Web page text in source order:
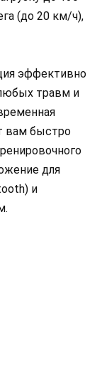
(до 20 км/ч),
эффективно
травм и
вам быстро
для
и